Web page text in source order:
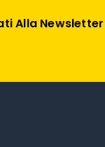
Alla Newsletter